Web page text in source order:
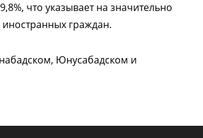
что указывает на значительно
граждан.
Юнусабадском и